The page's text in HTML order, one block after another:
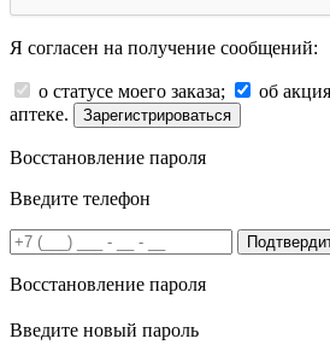
Я согласен на получение сообщений:
о статусе моего заказа;
об
аптеке.
Зарегистрироваться
Восстановление пароля
Введите телефон
Восстановление пароля
Введите новый пароль